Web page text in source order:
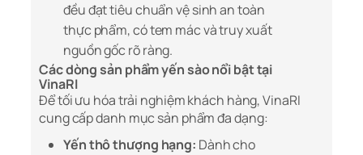
đều đạt tiêu chuẩn vệ sinh an toàn
thực phẩm, có tem mác và truy xuất
nguồn gốc rõ ràng.
Các dòng sản phẩm yến sào nổi bật tại
VinaRI
Để tối ưu hóa trải nghiệm khách hàng, VinaRI
cung cấp danh mục sản phẩm đa dạng:
Yến thô thượng hạng: Dành cho